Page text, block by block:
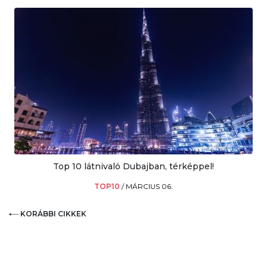
Top 10 látnivaló Dubajban, térképpel!
TOP10 / MÁRCIUS 06.
KORÁBBI CIKKEK